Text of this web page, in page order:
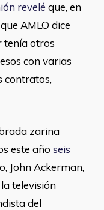
revelé que, en
AMLO dice
tenía otros
con varias
contratos,
zarina
este año seis
John Ackerman,
televisión
del